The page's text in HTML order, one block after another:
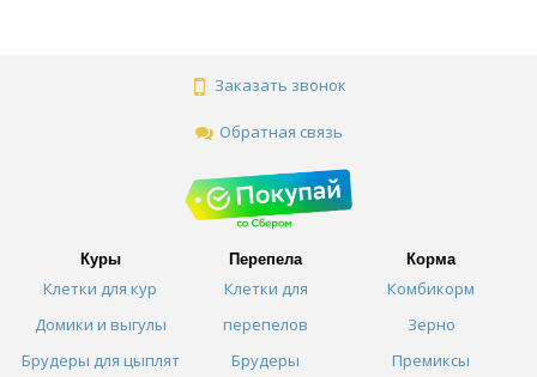
Заказать звонок
Обратная связь
Куры
Клетки для кур
Домики и выгулы
Брудеры для цыплят
Перепела
Клетки для
перепелов
Брудеры
Корма
Комбикорм
Зерно
Премиксы